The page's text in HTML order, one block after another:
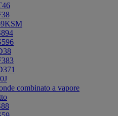
combinato a vapore